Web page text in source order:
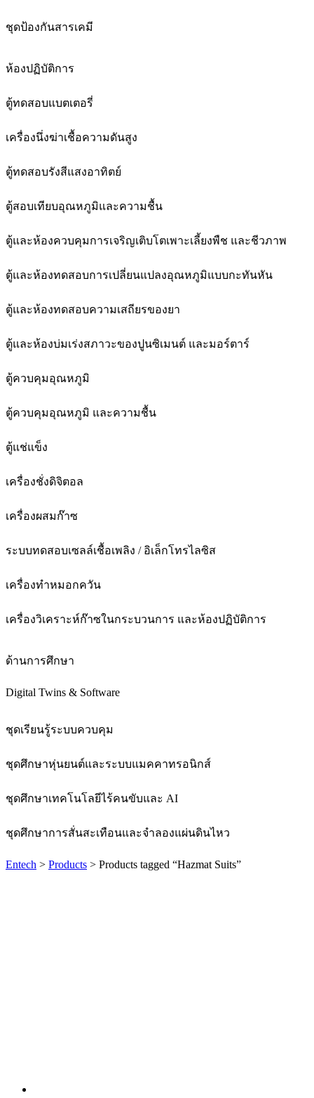
ชุดป้องกันสารเคมี
ห้องปฏิบัติการ
ตู้ทดสอบแบตเตอรี่
เครื่องนึ่งฆ่าเชื้อความดันสูง
ตู้ทดสอบรังสีแสงอาทิตย์
ตู้สอบเทียบอุณหภูมิและความชื้น
ตู้และห้องควบคุมการเจริญเติบโตเพาะเลี้ยงพืช และชีวภาพ
ตู้และห้องทดสอบการเปลี่ยนแปลงอุณหภูมิแบบกะทันหัน
ตู้และห้องทดสอบความเสถียรของยา
ตู้และห้องบ่มเร่งสภาวะของปูนซิเมนต์ และมอร์ตาร์
ตู้ควบคุมอุณหภูมิ
ตู้ควบคุมอุณหภูมิ และความชื้น
ตู้แช่แข็ง
เครื่องชั่งดิจิตอล
เครื่องผสมก๊าซ
ระบบทดสอบเซลล์เชื้อเพลิง / อิเล็กโทรไลซิส
เครื่องทำหมอกควัน
เครื่องวิเคราะห์ก๊าซในกระบวนการ และห้องปฏิบัติการ
ด้านการศึกษา
Digital Twins & Software
ชุดเรียนรู้ระบบควบคุม
ชุดศึกษาหุ่นยนต์และระบบแมคคาทรอนิกส์
ชุดศึกษาเทคโนโลยีไร้คนขับและ AI
ชุดศึกษาการสั่นสะเทือนและจำลองแผ่นดินไหว
Entech > Products > Products tagged “Hazmat Suits”